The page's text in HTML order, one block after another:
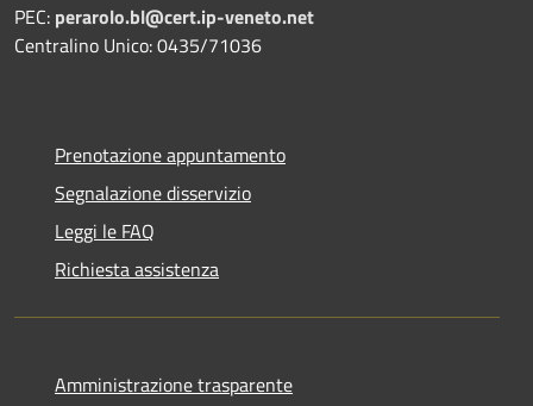
PEC: perarolo.bl@cert.ip-veneto.net
Centralino Unico: 0435/71036
Prenotazione appuntamento
Segnalazione disservizio
Leggi le FAQ
Richiesta assistenza
Amministrazione trasparente